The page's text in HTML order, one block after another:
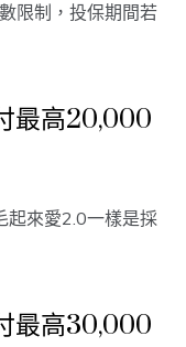
限制，投保期間若
最高20,000
起來愛2.0一樣是採
最高30,000